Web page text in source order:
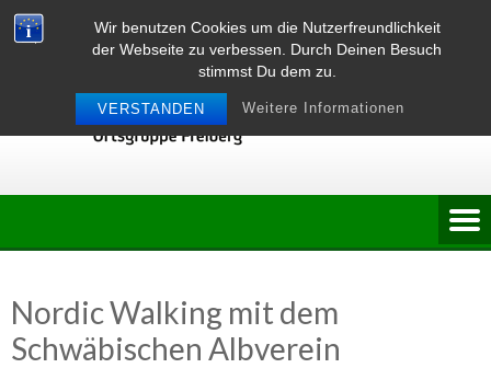
Wir benutzen Cookies um die Nutzerfreundlichkeit
der Webseite zu verbessen. Durch Deinen Besuch
stimmst Du dem zu.
VERSTANDEN Weitere Informationen
Skip
to
Nordic Walking mit dem
Schwäbischen Albverein